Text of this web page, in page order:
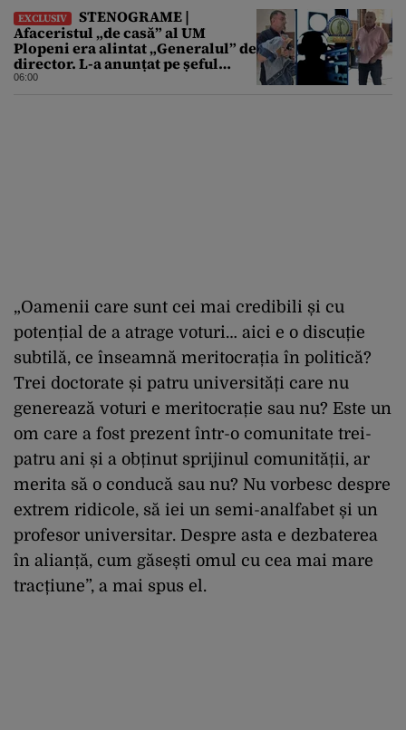
EXCLUSIV
STENOGRAME |
Afaceristul „de casă” al UM
Plopeni era alintat „Generalul” de
director. L-a anunțat pe șeful
uzinei că i-a adus „subțireanu,
06:00
„Oamenii care sunt cei mai credibili și cu
potențial de a atrage voturi… aici e o discuție
subtilă, ce înseamnă meritocrația în politică?
Trei doctorate și patru universități care nu
generează voturi e meritocrație sau nu? Este un
om care a fost prezent într-o comunitate trei-
patru ani și a obținut sprijinul comunității, ar
merita să o conducă sau nu? Nu vorbesc despre
extrem ridicole, să iei un semi-analfabet și un
profesor universitar. Despre asta e dezbaterea
în alianță, cum găsești omul cu cea mai mare
tracțiune”, a mai spus el.